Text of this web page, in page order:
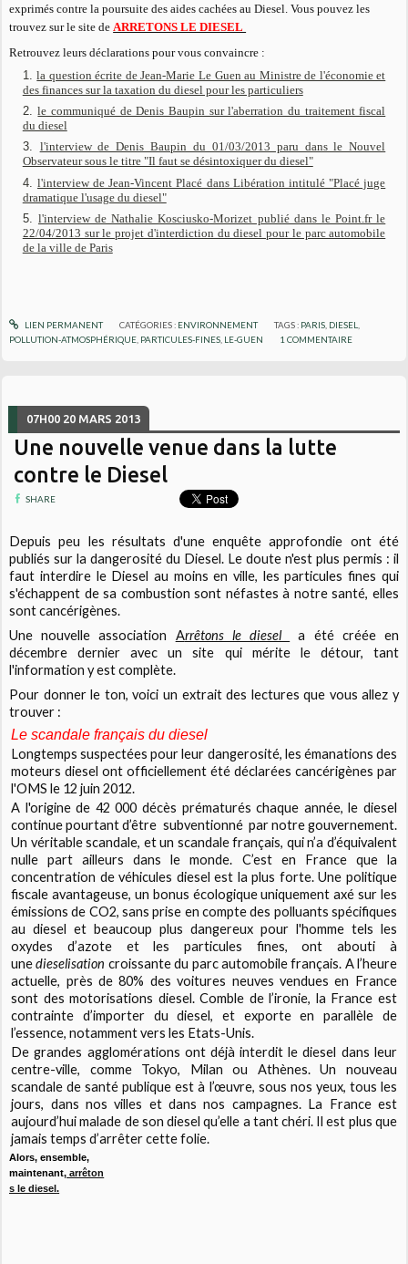
exprimés contre la poursuite des aides cachées au Diesel. Vous pouvez les
trouvez sur le site de ARRETONS LE DIESEL
Retrouvez leurs déclarations pour vous convaincre :
la question écrite de Jean-Marie Le Guen au Ministre de l'économie et
des finances sur la taxation du diesel pour les particuliers
le communiqué de Denis Baupin sur l'aberration du traitement fiscal
du diesel
l'interview de Denis Baupin du 01/03/2013 paru dans le Nouvel
Observateur sous le titre "Il faut se désintoxiquer du diesel"
l'interview de Jean-Vincent Placé dans Libération intitulé "Placé juge
dramatique l'usage du diesel"
l'interview de Nathalie Kosciusko-Morizet publié dans le Point.fr le
22/04/2013 sur le projet d'interdiction du diesel pour le parc automobile
de la ville de Paris
LIEN PERMANENT CATÉGORIES : ENVIRONNEMENT TAGS : PARIS DIESEL
POLLUTION-ATMOSPHÉRIQUE PARTICULES-FINES LE-GUEN 1 COMMENTAIRE
07H00 20 MARS 2013
Une nouvelle venue dans la lutte
contre le Diesel
SHARE
Depuis peu les résultats d'une enquête approfondie ont été
publiés sur la dangerosité du Diesel. Le doute n'est plus permis : il
faut interdire le Diesel au moins en ville, les particules fines qui
s'échappent de sa combustion sont néfastes à notre santé, elles
sont cancérigènes.
Une nouvelle association Arrêtons le diesel
a été créée en
décembre dernier avec un site qui mérite le détour, tant
l'information y est complète.
Pour donner le ton, voici un extrait des lectures que vous allez y
trouver :
Le scandale français du diesel
Longtemps suspectées pour leur dangerosité, les émanations des
moteurs diesel ont officiellement été déclarées cancérigènes par
l'OMS le 12 juin 2012.
A l'origine de 42 000 décès prématurés chaque année, le diesel
continue pourtant d’être subventionné par notre gouvernement.
Un véritable scandale, et un scandale français, qui n’a d’équivalent
nulle part ailleurs dans le monde. C’est en France que la
concentration de véhicules diesel est la plus forte. Une politique
fiscale avantageuse, un bonus écologique uniquement axé sur les
émissions de CO2, sans prise en compte des polluants spécifiques
au diesel et beaucoup plus dangereux pour l'homme tels les
oxydes d’azote et les particules fines, ont abouti à
unedieselisation croissante du parc automobile français. A l’heure
actuelle, près de 80% des voitures neuves vendues en France
sont des motorisations diesel. Comble de l’ironie, la France est
contrainte d’importer du diesel, et exporte en parallèle de
l’essence, notamment vers les Etats-Unis.
De grandes agglomérations ont déjà interdit le diesel dans leur
centre-ville, comme Tokyo, Milan ou Athènes. Un nouveau
scandale de santé publique est à l’œuvre, sous nos yeux, tous les
jours, dans nos villes et dans nos campagnes. La France est
aujourd’hui malade de son diesel qu’elle a tant chéri. Il est plus que
jamais temps d’arrêter cette folie.
Alors, ensemble,
maintenant, arrêton
s le diesel.